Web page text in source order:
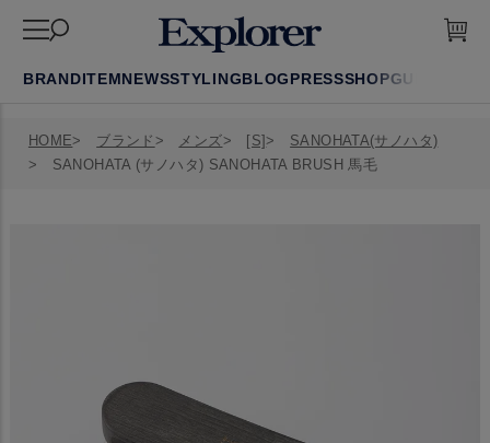
BRANDITEMNEWSSTYLINGBLOGPRESSSHOPGUIDE
HOME ブランド メンズ [S]
SANOHATA(サノハタ)
SANOHATA (サノハタ) SANOHATA BRUSH 馬毛